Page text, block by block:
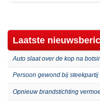
Laatste
Auto slaat over de kop na
Persoon gewond bij
Opnieuw brandstichting